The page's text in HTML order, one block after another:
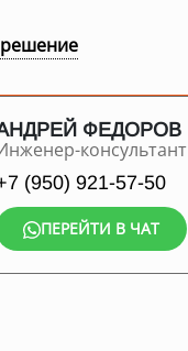
ФЕДОРОВ
консультант
(950) 921-57-50
ПЕРЕЙТИ В ЧАТ